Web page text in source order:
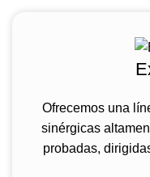
Ofrecemos una
sinérgicas
probadas,